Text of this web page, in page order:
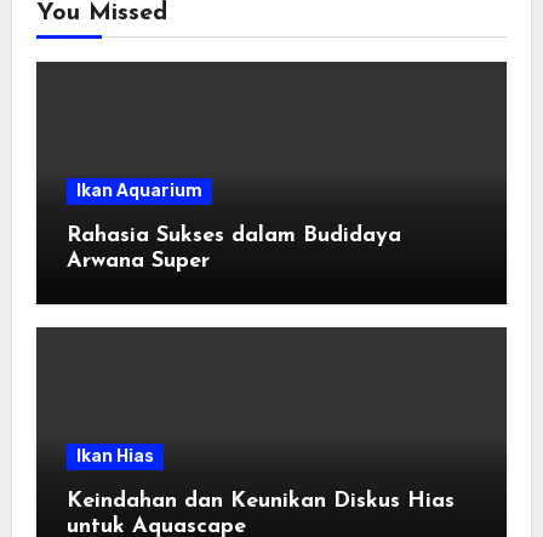
You Missed
Ikan Aquarium
Rahasia Sukses dalam Budidaya
Arwana Super
Ikan Hias
Keindahan dan Keunikan Diskus Hias
untuk Aquascape